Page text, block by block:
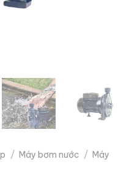
/ Máy bơm nước / Máy